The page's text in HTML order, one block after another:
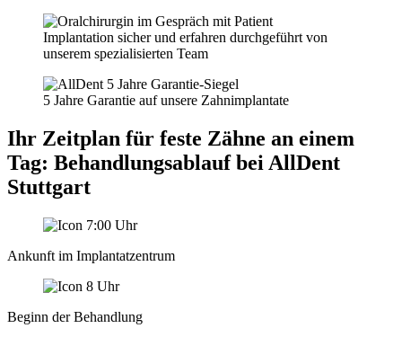
Implantation sicher und erfahren durchgeführt von
unserem spezialisierten Team
5 Jahre Garantie auf unsere Zahnimplantate
Ihr Zeitplan für feste Zähne an einem
Tag: Behandlungsablauf bei AllDent
Stuttgart
Ankunft im Implantatzentrum
Beginn der Behandlung